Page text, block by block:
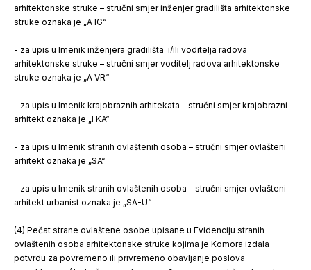
arhitektonske struke – stručni smjer inženjer gradilišta arhitektonske
struke oznaka je „A IG“
- za upis u Imenik inženjera gradilišta i/ili voditelja radova
arhitektonske struke – stručni smjer voditelj radova arhitektonske
struke oznaka je „A VR“
- za upis u Imenik krajobraznih arhitekata – stručni smjer krajobrazni
arhitekt oznaka je „I KA“
- za upis u Imenik stranih ovlaštenih osoba – stručni smjer ovlašteni
arhitekt oznaka je „SA“
- za upis u Imenik stranih ovlaštenih osoba – stručni smjer ovlašteni
arhitekt urbanist oznaka je „SA-U“
(4) Pečat strane ovlaštene osobe upisane u Evidenciju stranih
ovlaštenih osoba arhitektonske struke ko­jima je Komora izdala
potvrdu za povremeno ili privremeno obavljanje poslova